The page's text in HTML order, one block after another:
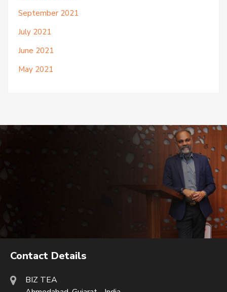
September 2021
July 2021
June 2021
May 2021
Contact Details
BIZ TEA